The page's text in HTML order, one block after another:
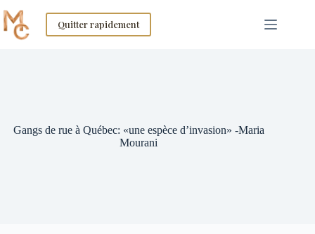
to
content
Quitter rapidement
Gangs de rue à Québec: «une espèce d’invasion» -Maria
Mourani